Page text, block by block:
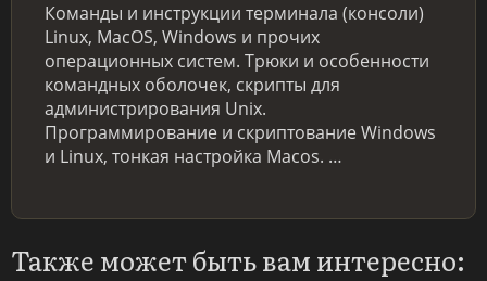
Команды и инструкции терминала (консоли)
Linux, MacOS, Windows и прочих
операционных систем. Трюки и особенности
командных оболочек, скрипты для
администрирования Unix.
Программирование и скриптование Windows
и Linux, тонкая настройка Macos. …
Также может быть вам интересно: